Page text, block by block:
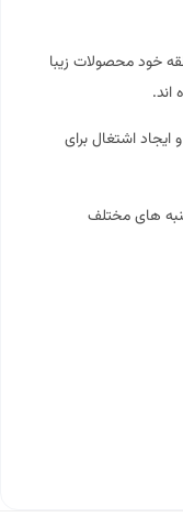
خود محصولات زیبا
اشتغال برای
های مختلف